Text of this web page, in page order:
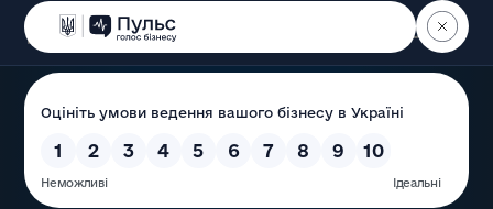
Пошук
Державна служба України